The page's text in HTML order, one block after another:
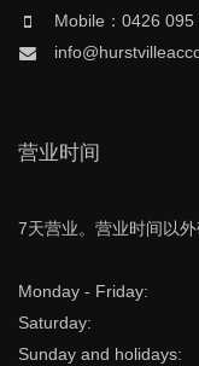
Mobile：0426 095
营业时间
7天营业。营业时间以外
Monday - Friday:
Saturday:
Sunday and holidays: